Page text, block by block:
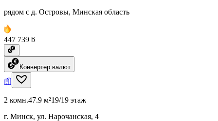
рядом с д. Островы, Минская область
447 739 ƃ
Конвертер валют
2 комн.47.9 м²19/19 этаж
г. Минск, ул. Нарочанская, 4